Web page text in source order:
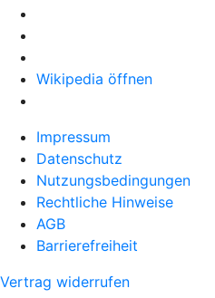
Wikipedia öffnen
Impressum
Datenschutz
Nutzungsbedingungen
Rechtliche Hinweise
AGB
Barrierefreiheit
Vertrag widerrufen